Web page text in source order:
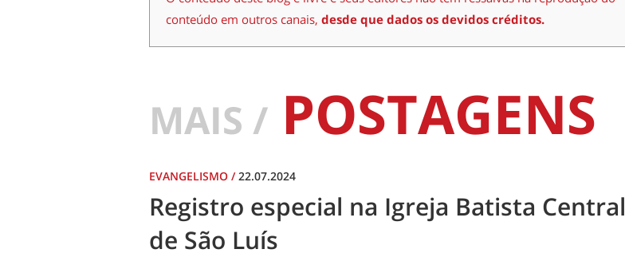
conteúdo em outros canais, desde que dados os devidos créditos.
MAIS / POSTAGENS
EVANGELISMO /22.07.2024
Registro especial na Igreja Batista Central
de São Luís